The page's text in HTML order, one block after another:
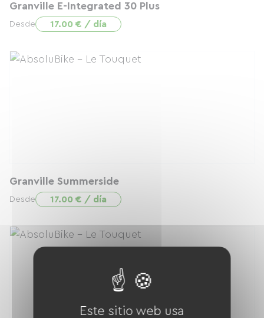
Granville E-Integrated 30 Plus
Desde 17.00 € / día
Granville Summerside
Desde 17.00 € / día
Este sitio web usa